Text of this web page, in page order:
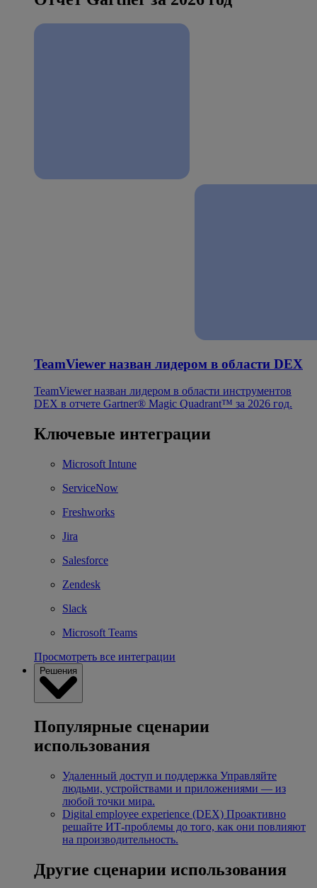
TeamViewer назван лидером в области DEX
TeamViewer назван лидером в области инструментов
DEX в отчете Gartner® Magic Quadrant™ за 2026 год.
Ключевые интеграции
Microsoft Intune
ServiceNow
Freshworks
Jira
Salesforce
Zendesk
Slack
Microsoft Teams
Просмотреть все интеграции
Решения
Популярные сценарии
использования
Удаленный доступ и поддержка Управляйте
людьми, устройствами и приложениями — из
любой точки мира.
Digital employee experience (DEX) Проактивно
решайте ИТ-проблемы до того, как они повлияют
на производительность.
Другие сценарии использования